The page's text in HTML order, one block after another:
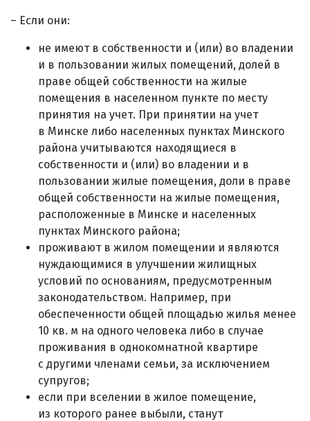
– Если они:
не имеют в собственности и (или) во владении
и в пользовании жилых помещений, долей в
праве общей собственности на жилые
помещения в населенном пункте по месту
принятия на учет. При принятии на учет
в Минске либо населенных пунктах Минского
района учитываются находящиеся в
собственности и (или) во владении и в
пользовании жилые помещения, доли в праве
общей собственности на жилые помещения,
расположенные в Минске и населенных
пунктах Минского района;
проживают в жилом помещении и являются
нуждающимися в улучшении жилищных
условий по основаниям, предусмотренным
законодательством. Например, при
обеспеченности общей площадью жилья менее
10 кв. м на одного человека либо в случае
проживания в однокомнатной квартире
с другими членами семьи, за исключением
супругов;
если при вселении в жилое помещение,
из которого ранее выбыли, станут